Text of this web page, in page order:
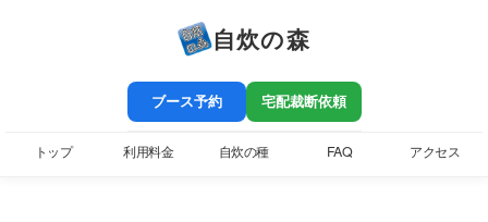
自炊の森
ブース予約 宅配裁断依頼
トップ 利用料金 自炊の種 FAQ アクセス